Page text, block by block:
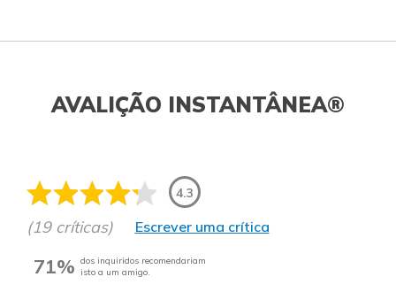
AVALIÇÃO INSTANTÂNEA®
4.3
(19 críticas) Escrever uma crítica
71% dos inquiridos recomendariam
isto a um amigo.